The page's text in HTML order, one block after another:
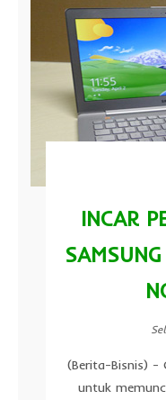
INCAR
(Berita-Bisnis) -
untuk